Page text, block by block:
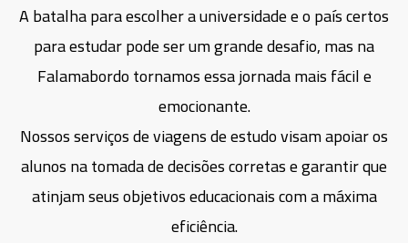
A batalha para escolher a universidade e o país certos
para estudar pode ser um grande desafio, mas na
Falamabordo tornamos essa jornada mais fácil e
emocionante.
Nossos serviços de viagens de estudo visam apoiar os
alunos na tomada de decisões corretas e garantir que
atinjam seus objetivos educacionais com a máxima
eficiência.